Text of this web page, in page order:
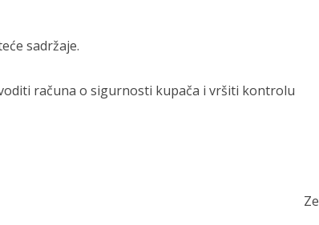
sadržaje.
računa o sigurnosti kupača i vršiti kontrolu